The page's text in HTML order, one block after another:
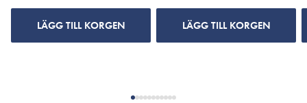
LÄGG TILL KORGEN LÄGG TILL KORGEN